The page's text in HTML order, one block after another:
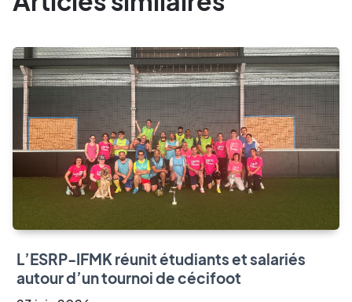
L’ESRP-IFMK réunit étudiants et salariés
autour d’un tournoi de cécifoot